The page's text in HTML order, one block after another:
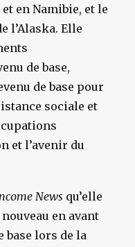
en Namibie, et le
l’Alaska. Elle
de base,
de base pour
sociale et
et l’avenir du
News qu’elle
en avant
base lors de la